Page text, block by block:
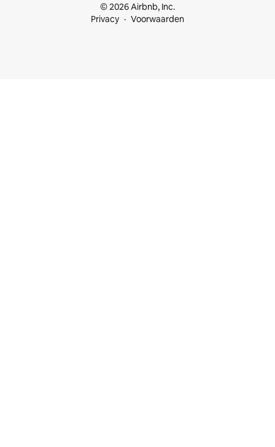
© 2026 Airbnb, Inc.
Privacy
Voorwaarden